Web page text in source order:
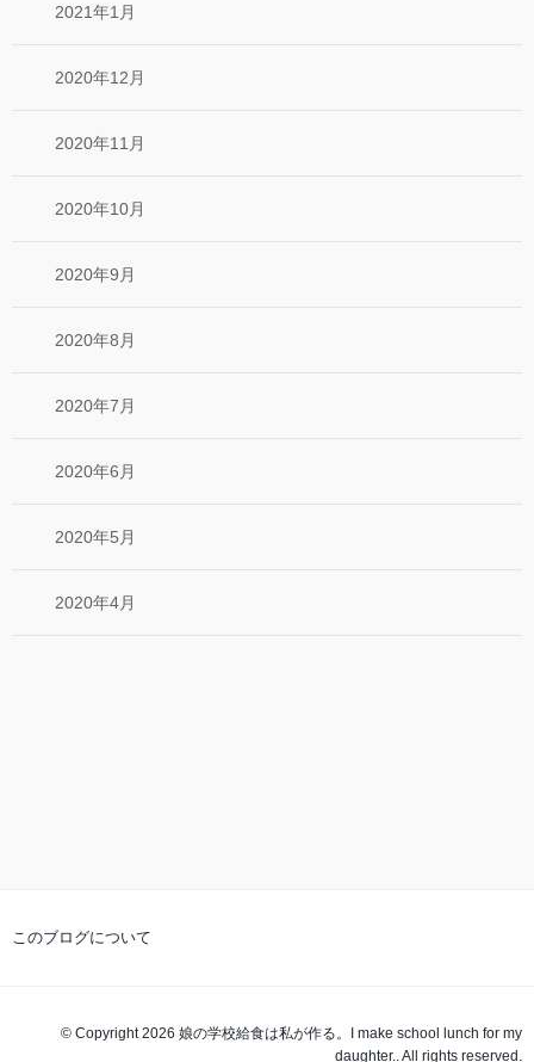
2021年1月
2020年12月
2020年11月
2020年10月
2020年9月
2020年8月
2020年7月
2020年6月
2020年5月
2020年4月
このブログについて
© Copyright 2026 娘の学校給食は私が作る。I make school lunch for my
daughter.. All rights reserved.